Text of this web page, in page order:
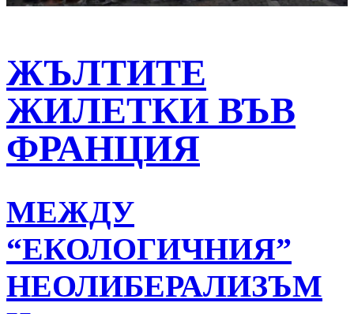
ЖЪЛТИТЕ
ЖИЛЕТКИ ВЪВ
ФРАНЦИЯ
МЕЖДУ
“ЕКОЛОГИЧНИЯ”
НЕОЛИБЕРАЛИЗЪМ